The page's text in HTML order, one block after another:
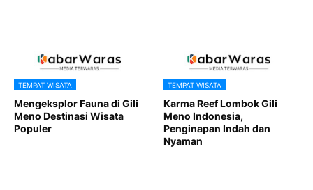
TEMPAT WISATA
Mengeksplor Fauna di Gili
Meno Destinasi Wisata
Populer
TEMPAT WISATA
Karma Reef Lombok Gili
Meno Indonesia,
Penginapan Indah dan
Nyaman